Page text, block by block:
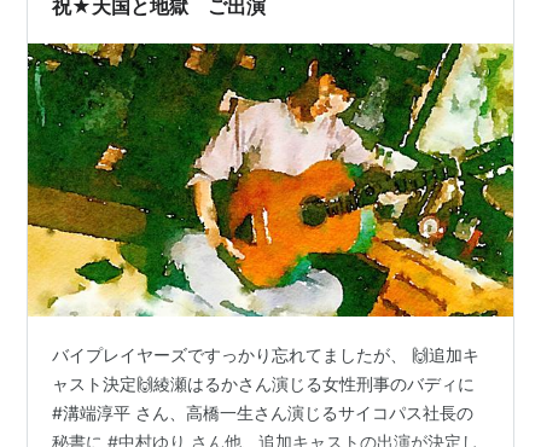
祝★天国と地獄 ご出演
バイプレイヤーズですっかり忘れてましたが、 🙌追加キ
ャスト決定🙌綾瀬はるかさん演じる女性刑事のバディに
#溝端淳平 さん、高橋一生さん演じるサイコパス社長の
秘書に #中村ゆり さん他、追加キャストの出演が決定し